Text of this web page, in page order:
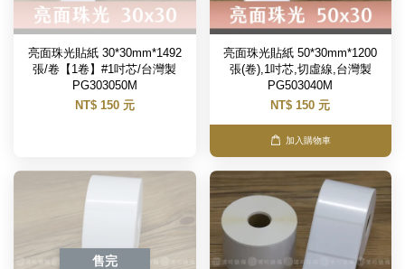
亮面珠光貼紙 30*30mm*1492
張/卷【1卷】#1吋芯/台灣製
PG303050M
NT$ 150 元
亮面珠光貼紙 50*30mm*1200
張(卷),1吋芯,切虛線,台灣製
PG503040M
NT$ 150 元
加入購物車
售完